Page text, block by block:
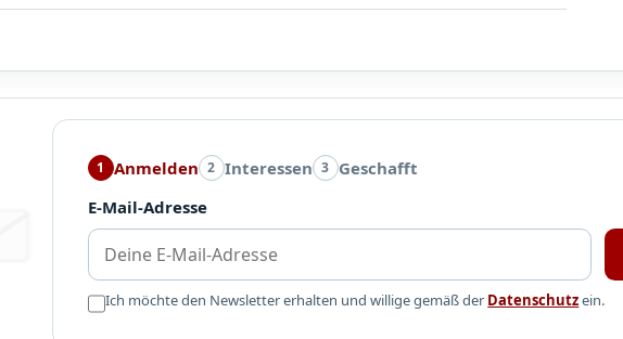
1 Anmelden 2 Interessen 3 Geschafft
E-Mail-Adresse
Ich möchte den Newsletter erhalten und willige gemäß der Datenschutzein.